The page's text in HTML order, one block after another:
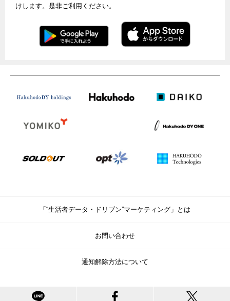
けします。是非ご利用ください。
「“生活者データ・ドリブン”マーケティング」とは
お問い合わせ
通知解除方法について
© Copyright Hakuhodo DY Holdings Inc. All rights reserved.